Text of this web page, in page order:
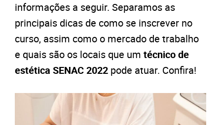
informações a seguir. Separamos as
principais dicas de como se inscrever no
curso, assim como o mercado de trabalho
e quais são os locais que um técnico de
estética SENAC 2022 pode atuar. Confira!